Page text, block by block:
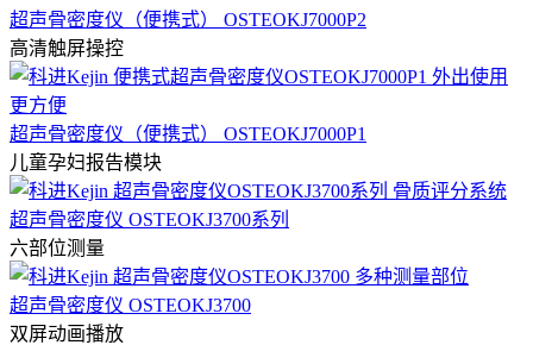
超声骨密度仪（便携式） OSTEOKJ7000P2
高清触屏操控
超声骨密度仪（便携式） OSTEOKJ7000P1
儿童孕妇报告模块
超声骨密度仪 OSTEOKJ3700系列
六部位测量
超声骨密度仪 OSTEOKJ3700
双屏动画播放